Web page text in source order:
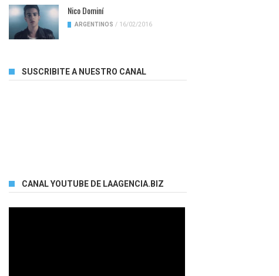
Nico Dominí
ARGENTINOS / 16/02/2016
SUSCRIBITE A NUESTRO CANAL
CANAL YOUTUBE DE LAAGENCIA.BIZ